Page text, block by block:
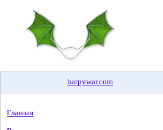
harpywar.com
Главная